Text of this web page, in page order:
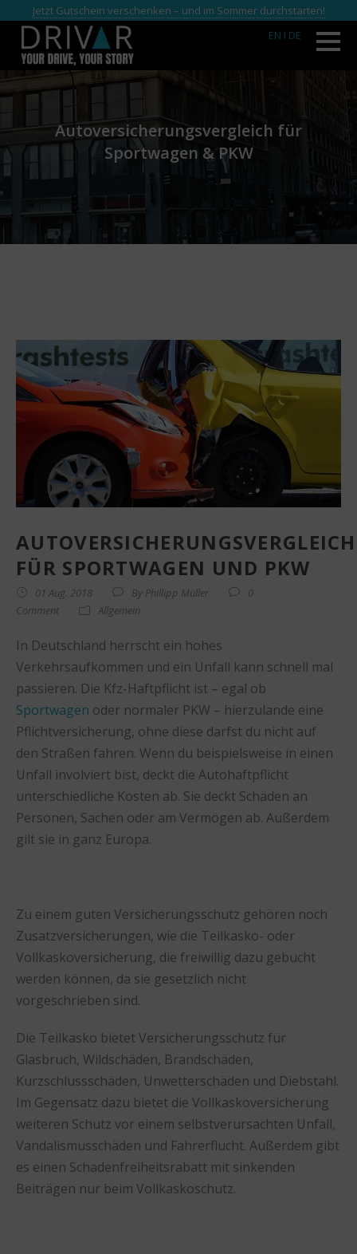
Jetzt Gutschein verschenken – und im Sommer durchstarten!
EN I DE
Autoversicherungsvergleich für
Sportwagen & PKW
AUTOVERSICHERUNGSVERGLEICH
FÜR SPORTWAGEN UND PKW
01 Aug. 2018 By Phillipp Müller
0
Comment
Allgemein
In Deutschland herrscht ein hohes
Verkehrsaufkommen und ein Unfall kann schnell mal
passieren. Die Kfz-Haftpflicht ist – egal ob
Sportwagen oder normaler PKW – hierzulande eine
Pflichtversicherung, ohne diese darfst du nicht auf
den Straßen fahren. Wenn du beispielsweise in einen
Unfall involviert bist, deckt die Autohaftpflicht
unterschiedliche Kosten ab. Sie deckt Schäden an
Personen, Sachen oder am Vermögen ab. Außerdem
gilt sie in ganz Europa.
Zu einem guten Versicherungsschutz gehören noch
Zusatzversicherungen, wie die Teilkasko- oder
Vollkaskoversicherung, die freiwillig dazu gebucht
werden können, da sie gesetzlich nicht
vorgeschrieben sind.
Die Teilkasko bietet Versicherungsschutz für
Glasbruch, Wildschäden, Brandschäden,
Kurzschlussschäden, Unwetterschäden und Diebstahl.
Im Gegensatz dazu bietet die Vollkaskoversicherung
weiteren Schutz vor einem selbstverursachten Unfall,
Vandalismusschäden und Fahrerflucht. Außerdem gibt
es einen Schadenfreiheitsrabatt mit sinkenden
Beiträgen nur beim Vollkaskoschutz.